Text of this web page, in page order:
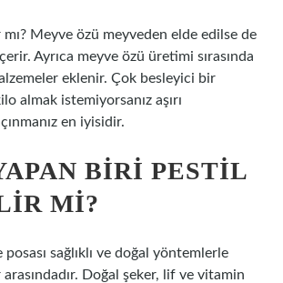
mı? Meyve özü meyveden elde edilse de
Ayrıca meyve özü üretimi sırasında
eklenir. Çok besleyici bir
almak istemiyorsanız aşırı
en iyisidir.
BIRI PESTIL
MI?
posası sağlıklı ve doğal yöntemlerle
Doğal şeker, lif ve vitamin